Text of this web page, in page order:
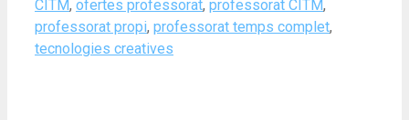
CITM, ofertes professorat, professorat CITM,
professorat propi, professorat temps complet,
tecnologies creatives